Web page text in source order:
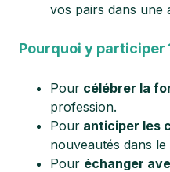
vos pairs dans une
Pourquoi y participer
Pour célébrer la
profession.
Pour anticiper les
nouveautés dans le
Pour échanger